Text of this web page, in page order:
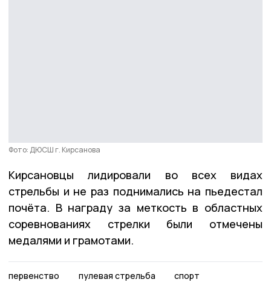
Фото: ДЮСШ г. Кирсанова
Кирсановцы лидировали во всех видах
стрельбы и не раз поднимались на пьедестал
почёта. В награду за меткость в областных
соревнованиях стрелки были отмечены
медалями и грамотами.
первенство пулевая стрельба спорт